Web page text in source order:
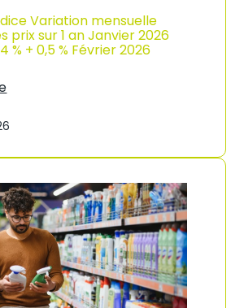
o
n
e
’
m
p
r
t
a
t
i
o
n
d
e
l
Variation mensuelle
prix sur 1 an Janvier 2026
% + 0,5 % Février 2026
n
i
e
d
e
s
r
i
x